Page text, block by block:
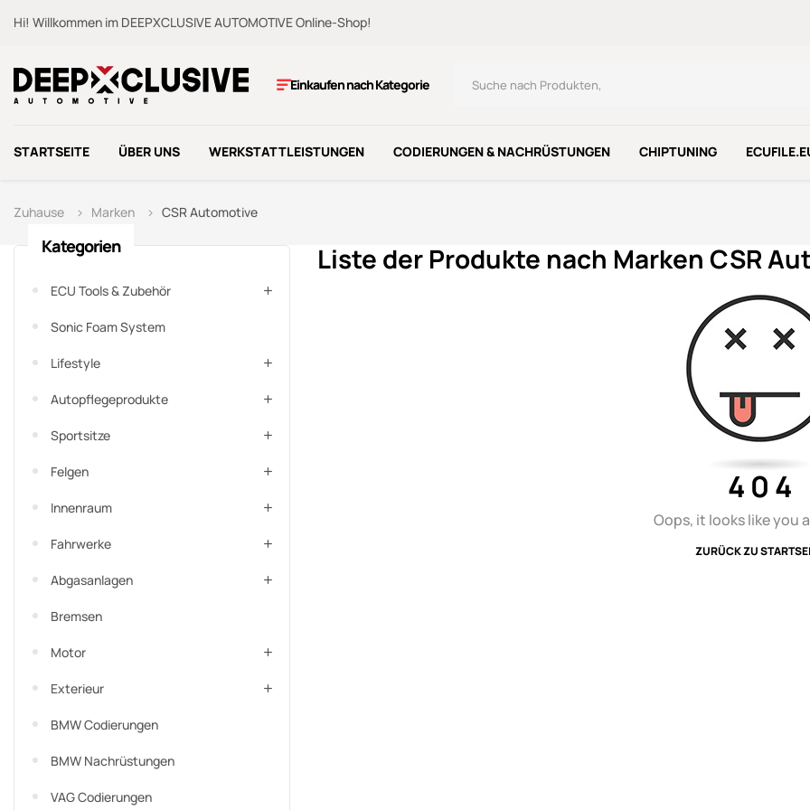
Hi! Willkommen im DEEPXCLUSIVE AUTOMOTIVE Online-Shop!
Einkaufen nach Kategorie
STARTSEITE ÜBER UNS WERKSTATTLEISTUNGEN CODIERUNGEN & NACHRÜSTUNGEN CHIPTUNING
Zuhause Marken CSR Automotive
Kategorien
ECU Tools & Zubehör
Sonic Foam System
Lifestyle
Autopflegeprodukte
Sportsitze
Felgen
Innenraum
Fahrwerke
Abgasanlagen
Bremsen
Motor
Exterieur
BMW Codierungen
BMW Nachrüstungen
VAG Codierungen
Liste der Produkte nach Marken CSR
4 0 4
Oops, it looks like you
ZURÜCK ZU